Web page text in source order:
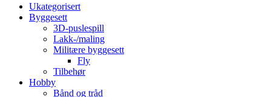
Ukategorisert
Byggesett
3D-puslespill
Lakk-/maling
Militære byggesett
Fly
Tilbehør
Hobby
Bånd og tråd